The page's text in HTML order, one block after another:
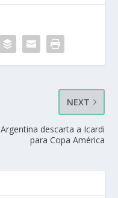
NEXT
Argentina descarta a Icardi
para Copa América